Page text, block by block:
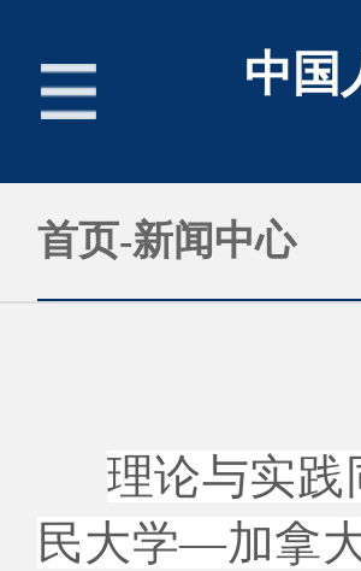
中国
首页
招生简章
行业高管班
首页-新闻中心
理论与实践
民大学—加拿